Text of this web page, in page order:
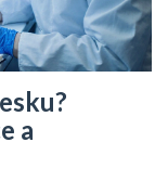
a